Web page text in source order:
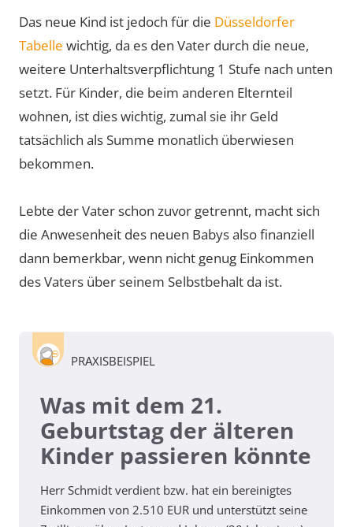
Das neue Kind ist jedoch für die Düsseldorfer
Tabelle wichtig, da es den Vater durch die neue,
weitere Unterhaltsverpflichtung 1 Stufe nach unten
setzt. Für Kinder, die beim anderen Elternteil
wohnen, ist dies wichtig, zumal sie ihr Geld
tatsächlich als Summe monatlich überwiesen
bekommen.
Lebte der Vater schon zuvor getrennt, macht sich
die Anwesenheit des neuen Babys also finanziell
dann bemerkbar, wenn nicht genug Einkommen
des Vaters über seinem Selbstbehalt da ist.
PRAXISBEISPIEL
Was mit dem 21.
Geburtstag der älteren
Kinder passieren könnte
Herr Schmidt verdient bzw. hat ein bereinigtes
Einkommen von 2.510 EUR und unterstützt seine